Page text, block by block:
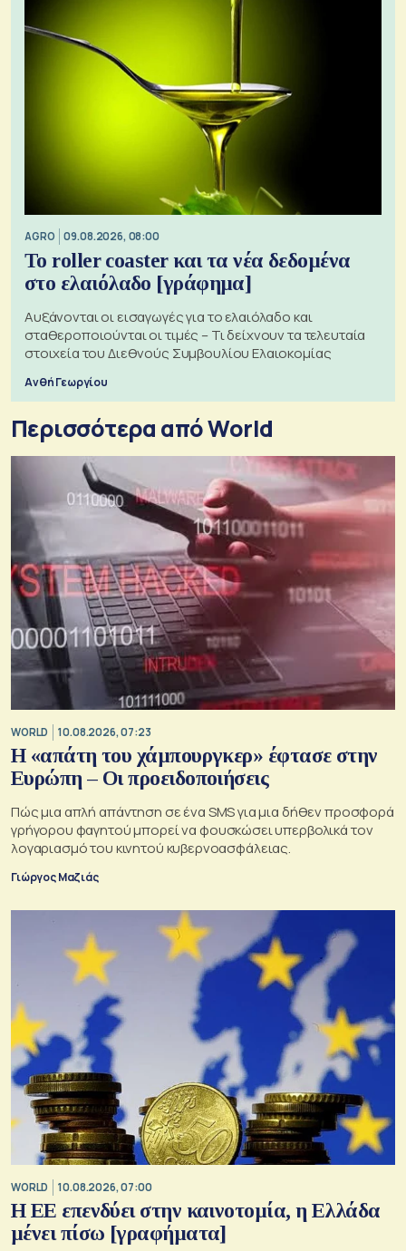
AGRO 09.08.2026, 08:00
Το roller coaster και τα νέα δεδομένα
στο ελαιόλαδο [γράφημα]
Αυξάνονται οι εισαγωγές για το ελαιόλαδο και
σταθεροποιούνται οι τιμές – Τι δείχνουν τα τελευταία
στοιχεία του Διεθνούς Συμβουλίου Ελαιοκομίας
Ανθή Γεωργίου
Περισσότερα από World
WORLD 10.08.2026, 07:23
Η «απάτη του χάμπουργκερ» έφτασε στην
Ευρώπη – Οι προειδοποιήσεις
Πώς μια απλή απάντηση σε ένα SMS για μια δήθεν προσφορά
γρήγορου φαγητού μπορεί να φουσκώσει υπερβολικά τον
λογαριασμό του κινητού κυβερνοασφάλειας.
Γιώργος Μαζιάς
WORLD 10.08.2026, 07:00
Η ΕΕ επενδύει στην καινοτομία, η Ελλάδα
μένει πίσω [γραφήματα]